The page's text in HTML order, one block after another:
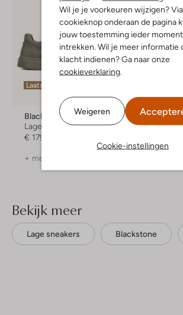
Wil je je voorkeuren wijzigen?
cookieknop onderaan de pagina
jouw toestemming ieder moment
intrekken. Wil je meer informatie
klacht indienen? Ga naar onze
cookieverklaring.
Weigeren
Cookie-instellingen
Laatste maten
Blackstone
Lage sneakers
€ 179,95
+ meer kleuren
-50%
Stefano
Lage
Bekijk meer
Lage sneakers Blackstone